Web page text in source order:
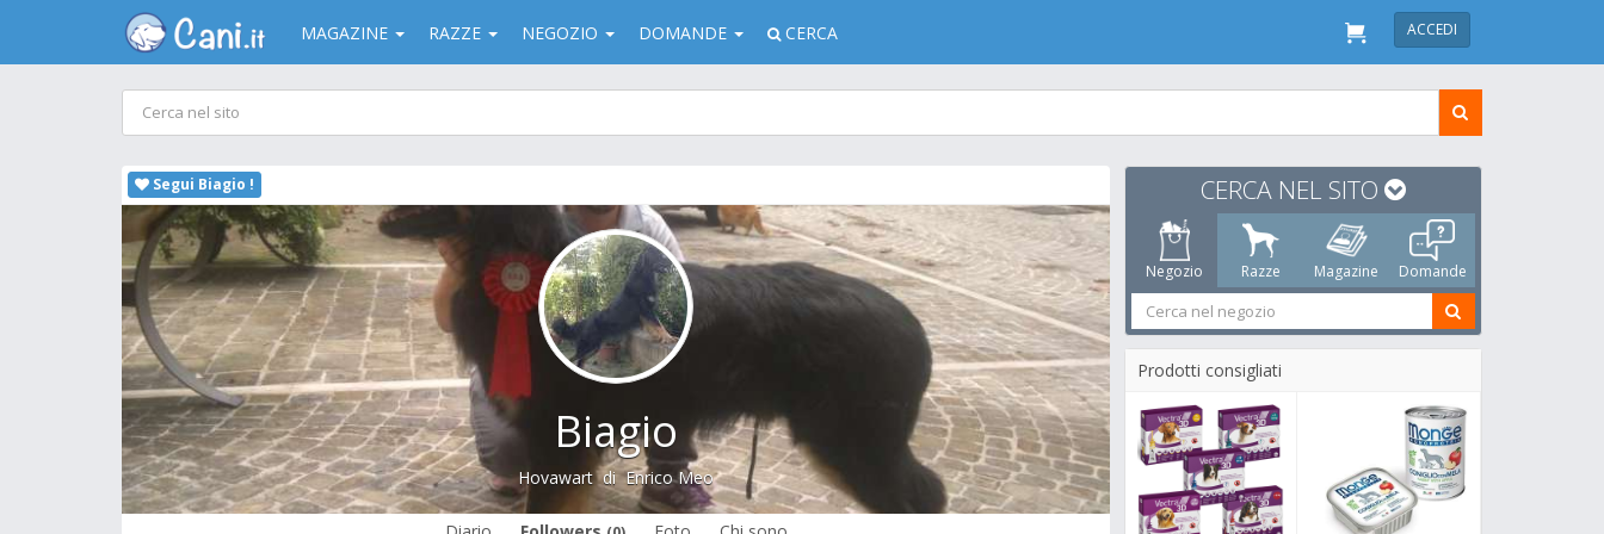
MAGAZINE RAZZE NEGOZIO DOMANDE CERCA ACCEDI
Segui Biagio !
Biagio
HovawartdiEnrico Meo
CERCA NEL SITO
Negozio Razze Magazine Domande
Prodotti consigliati